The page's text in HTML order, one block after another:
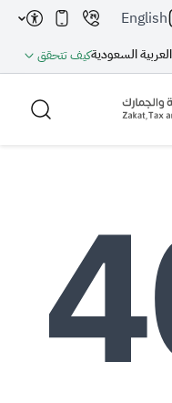
السعوديةكيف تتحقق
English